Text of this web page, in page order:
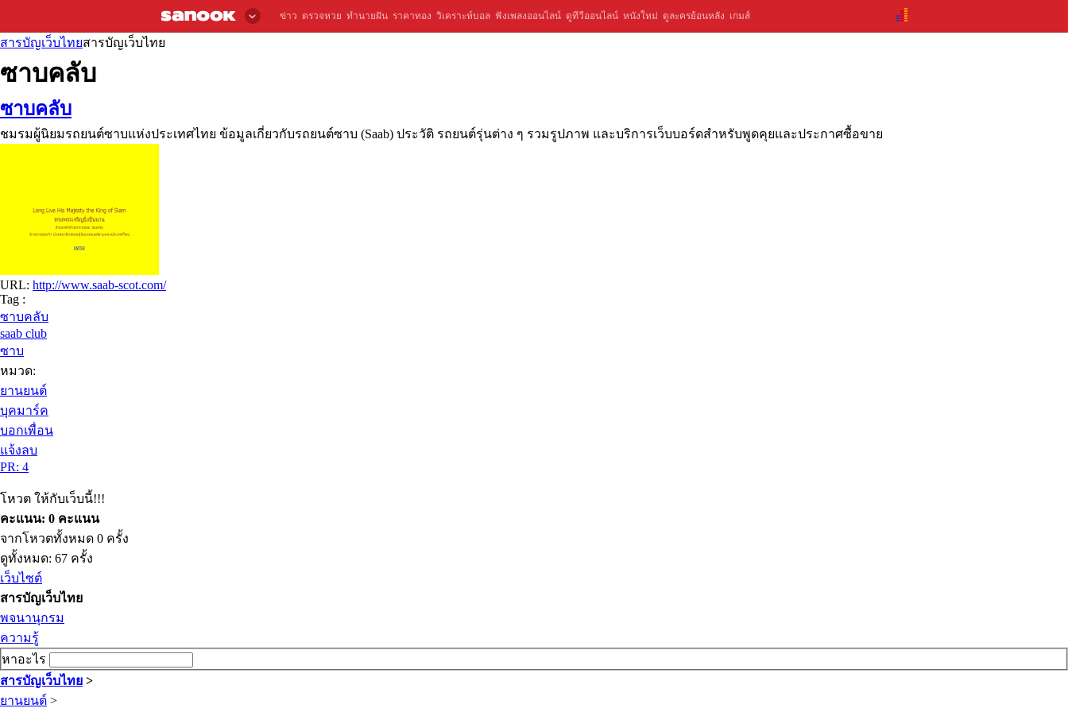
ข่าว ตรวจหวย ทำนายฝัน ราคาทอง วิเคราะห์บอล ฟังเพลงออนไลน์ ดูทีวีออนไลน์ หนังใหม่ ดูละครย้อนหลัง เกมส์
สารบัญเว็บไทยสารบัญเว็บไทย
ซาบคลับ
ซาบคลับ
ชมรมผู้นิยมรถยนต์ซาบแห่งประเทศไทย ข้อมูลเกี่ยวกับรถยนต์ซาบ (Saab) ประวัติ รถยนต์รุ่นต่าง ๆ รวมรูปภาพ และบริการเว็บบอร์ดสำหรับพูดคุยและประกาศซื้อขาย
URL: http://www.saab-scot.com/
Tag :
ซาบคลับ
saab club
ซาบ
หมวด:
ยานยนต์
บุคมาร์ค
บอกเพื่อน
แจ้งลบ
PR: 4
โหวต ให้กับเว็บนี้!!!
คะแนน: 0 คะแนน
จากโหวตทั้งหมด 0 ครั้ง
ดูทั้งหมด: 67 ครั้ง
เว็บไซต์
สารบัญเว็บไทย
พจนานุกรม
ความรู้
หาอะไร
สารบัญเว็บไทย >
ยานยนต์ >